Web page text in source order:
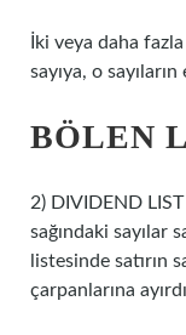
İki veya daha
sayıya, o
BÖLEN
2) DIVIDEND
sağındaki sayılar
listesinde satırın
çarpanlarına